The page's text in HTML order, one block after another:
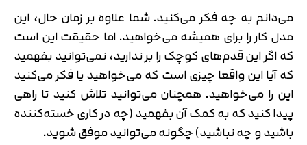
می­‌دانم به چه فکر می­‌کنید. شما علاوه بر زمان حال، این
مدل کار را برای همیشه می­‌خواهید. اما حقیقت این است
که اگر این قدم­‌های کوچک را بر ندارید، نمی‌­توانید بفهمید
که آیا این واقعا چیزی است که می­‌خواهید یا فکر می‌­کنید
این را می­‌خواهید. همچنان می­‌توانید تلاش کنید تا راهی
پیدا کنید که به کمک آن بفهمید (چه در کاری خسته‌­کننده
باشید و چه نباشید) چگونه می‌­توانید موفق شوید.